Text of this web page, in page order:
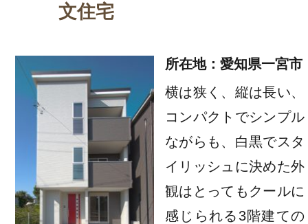
文住宅
所在地：愛知県一宮市
横は狭く、縦は長い、
コンパクトでシンプル
ながらも、白黒でスタ
イリッシュに決めた外
観はとってもクールに
感じられる3階建ての